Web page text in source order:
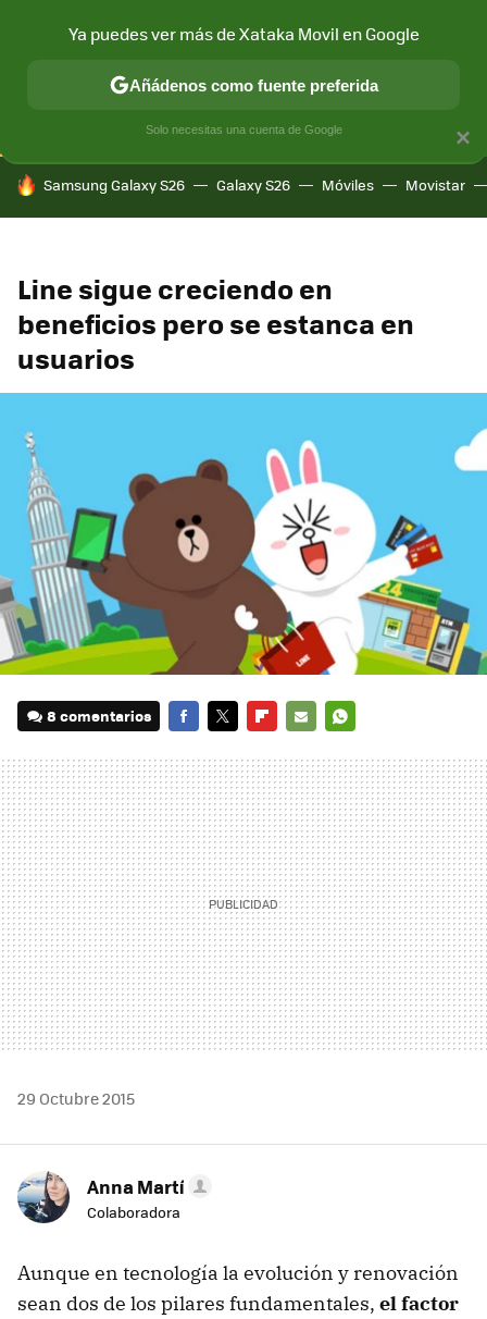
CONECTIVIDAD MÓVIL Y SOCIEDAD APLICACIONES
HOY SE HABLA DE
Samsung Galaxy S26 Galaxy S26 Móviles Movistar
Line sigue creciendo en
beneficios pero se estanca en
usuarios
8 comentarios
MAIL
29 Octubre 2015
Anna Martí
Colaboradora
Aunque en tecnología la evolución y renovación
sean dos de los pilares fundamentales, el factor
×
Ya puedes ver más de Xataka Movil en Google
Añádenos como fuente preferida
Solo necesitas una cuenta de Google